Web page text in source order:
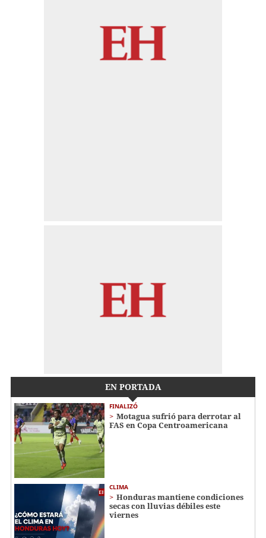
EN PORTADA
FINALIZÓ
Motagua sufrió para derrotar al
FAS en Copa Centroamericana
CLIMA
Honduras mantiene condiciones
secas con lluvias débiles este
viernes